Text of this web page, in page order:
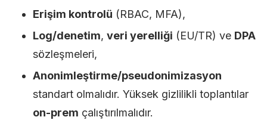
Erişim kontrolü (RBAC, MFA),
Log/denetim, veri yerelliği (EU/TR) ve DPA
sözleşmeleri,
Anonimleştirme/pseudonimizasyon
standart olmalıdır. Yüksek gizlilikli toplantılar
on-prem çalıştırılmalıdır.